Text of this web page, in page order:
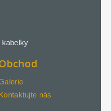
kabelky
nás